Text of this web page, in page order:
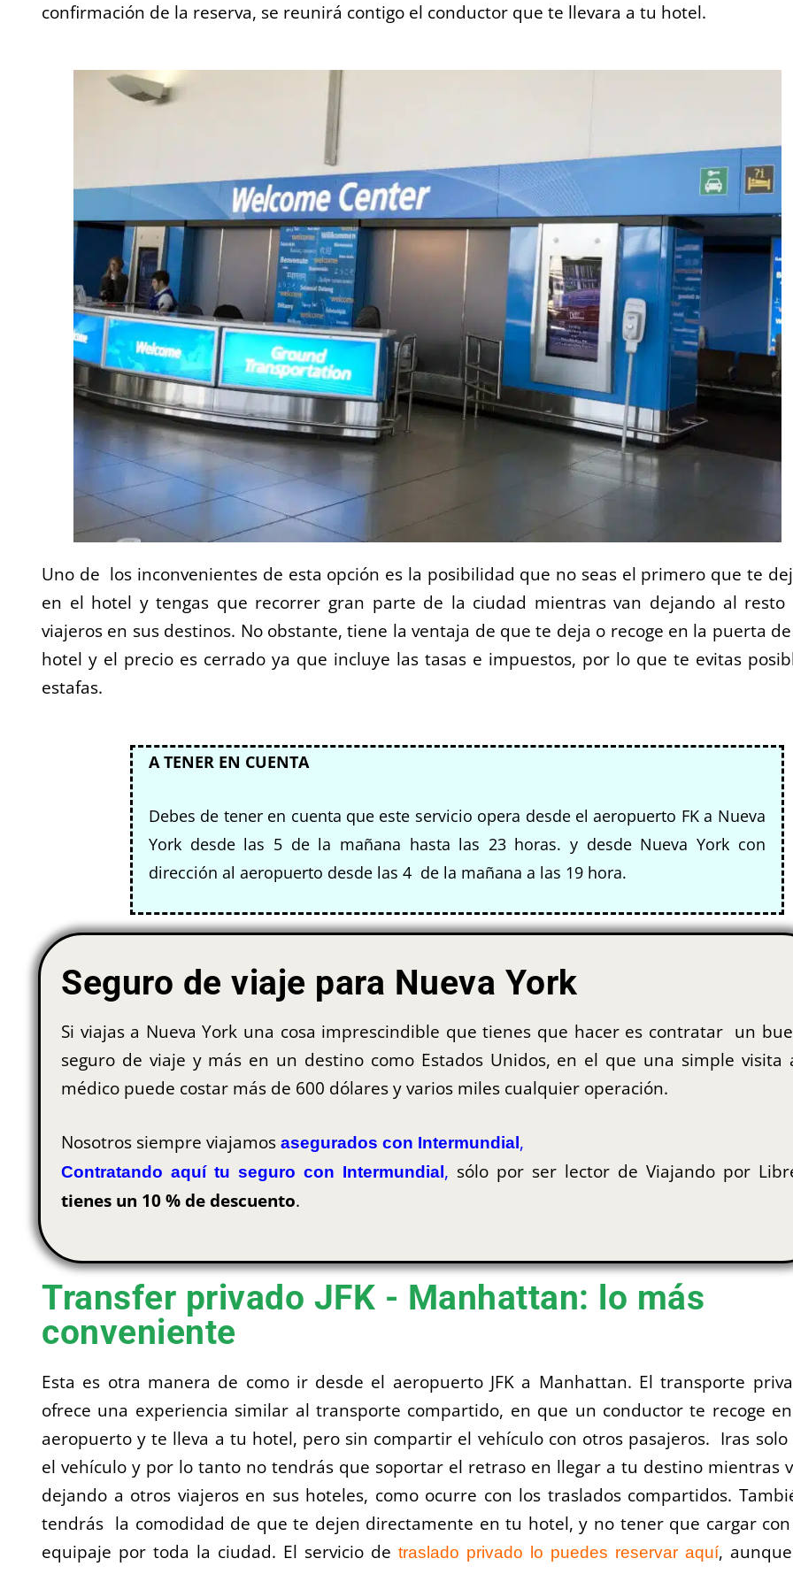
confirmación de la reserva, se reunirá contigo el conductor que te llevara a tu hotel.
Uno de los inconvenientes de esta opción es la posibilidad que no seas el primero que te
en el hotel y tengas que recorrer gran parte de la ciudad mientras van dejando al resto
viajeros en sus destinos. No obstante, tiene la ventaja de que te deja o recoge en la puerta
hotel y el precio es cerrado ya que incluye las tasas e impuestos, por lo que te evitas
estafas.
A TENER EN CUENTA
Debes de tener en cuenta que este servicio opera desde el aeropuerto FK a Nueva
York desde las 5 de la mañana hasta las 23 horas. y desde Nueva York con
dirección al aeropuerto desde las 4 de la mañana a las 19 hora.
Seguro de viaje para Nueva York
Si viajas a Nueva York una cosa imprescindible que tienes que hacer es contratar un
seguro de viaje y más en un destino como Estados Unidos, en el que una simple visita
médico puede costar más de 600 dólares y varios miles cualquier operación.
Nosotros siempre viajamos asegurados con Intermundial,
Contratando aquí tu seguro con Intermundial, sólo por ser lector de Viajando por
tienes un 10 % de descuento.
Transfer privado JFK - Manhattan: lo más
conveniente
Esta es otra manera de como ir desde el aeropuerto JFK a Manhattan. El transporte
ofrece una experiencia similar al transporte compartido, en que un conductor te recoge
aeropuerto y te lleva a tu hotel, pero sin compartir el vehículo con otros pasajeros. Iras solo
el vehículo y por lo tanto no tendrás que soportar el retraso en llegar a tu destino mientras
dejando a otros viajeros en sus hoteles, como ocurre con los traslados compartidos.
tendrás la comodidad de que te dejen directamente en tu hotel, y no tener que cargar
equipaje por toda la ciudad. El servicio de traslado privado lo puedes reservar aquí,